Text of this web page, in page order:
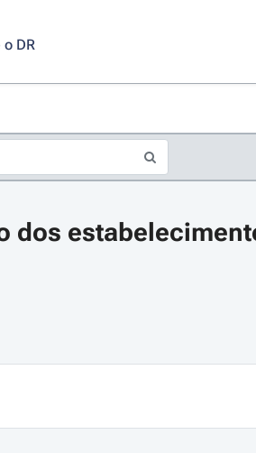
o DR
Use cmd ou ctrl + seta para a
dos